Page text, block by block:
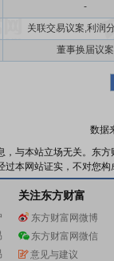
-
关联交易议案,利润
董事换届议案
数据
与本站立场无关。东
本网站证实，不对您
关注东方财富
东方财富网微博
东方财富网微信
意见与建议